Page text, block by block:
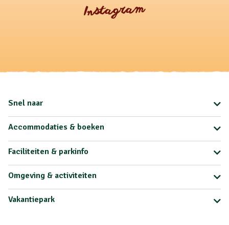
Instagram
Snel naar
Accommodaties & boeken
Faciliteiten & parkinfo
Omgeving & activiteiten
Vakantiepark